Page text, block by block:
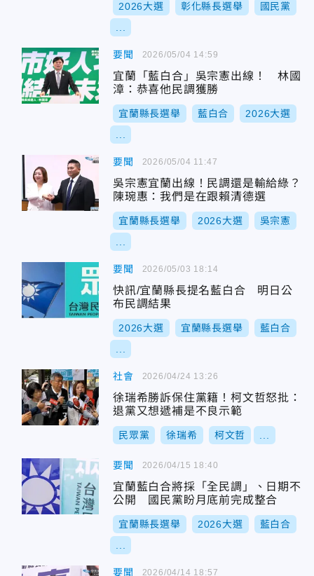
2026大選 彰化縣長選舉 國民黨
要聞
宜蘭「藍白合」吳宗憲出線！ 林國
漳：恭喜他民調獲勝
宜蘭縣長選舉 藍白合 2026大選
2026/05/04 14:59
要聞
吳宗憲宜蘭出線！民調還是輸給綠？
陳琬惠：我們是在跟賴清德選
宜蘭縣長選舉 2026大選 吳宗憲
2026/05/04 11:47
要聞
快訊/宜蘭縣長提名藍白合 明日公
布民調結果
2026大選 宜蘭縣長選舉 藍白合
2026/05/03 18:14
社會
徐瑞希勝訴保住黨籍！柯文哲怒批：
退黨又想遞補是不良示範
民眾黨 徐瑞希 柯文哲
2026/04/24 13:26
要聞
宜蘭藍白合將採「全民調」、日期不
公開 國民黨盼月底前完成整合
宜蘭縣長選舉 2026大選 藍白合
2026/04/15 18:40
要聞 2026/04/14 18:57